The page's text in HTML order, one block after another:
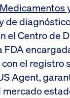
de
el Centro de
el registro
Agent,